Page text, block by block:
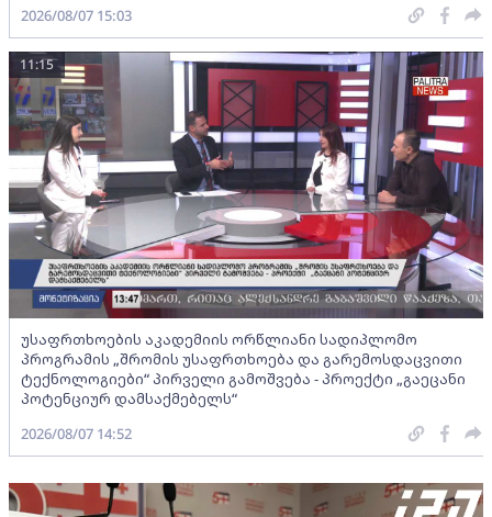
2026/08/07 15:03
უსაფრთხოების აკადემიის ორწლიანი სადიპლომო
პროგრამის „შრომის უსაფრთხოება და გარემოსდაცვითი
ტექნოლოგიები“ პირველი გამოშვება - პროექტი „გაეცანი
პოტენციურ დამსაქმებელს“
11:15
2026/08/07 14:52